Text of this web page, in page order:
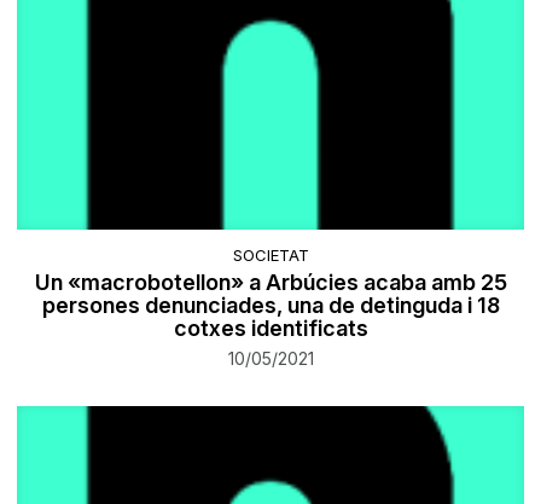
SOCIETAT
Un «macrobotellon» a Arbúcies acaba amb 25
persones denunciades, una de detinguda i 18
cotxes identificats
10/05/2021